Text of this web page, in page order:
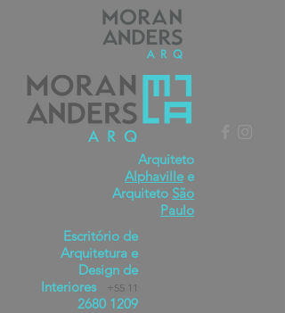
Arquiteto
Alphaville e
Arquiteto São
Paulo
Escritório de
Arquitetura e
Design de
Interiores
+55 11
2680 1209